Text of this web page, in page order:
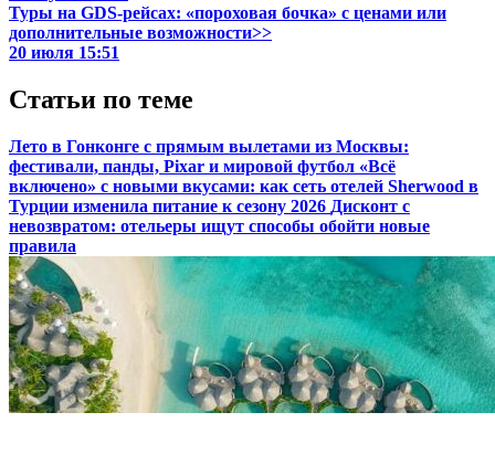
Туры на GDS-рейсах: «пороховая бочка» с ценами или
дополнительные возможности>>
20 июля 15:51
Статьи по теме
Лето в Гонконге с прямым вылетами из Москвы:
фестивали, панды, Pixar и мировой футбол «Всё
включено» с новыми вкусами: как сеть отелей Sherwood в
Турции изменила питание к сезону 2026 Дисконт с
невозвратом: отельеры ищут способы обойти новые
правила